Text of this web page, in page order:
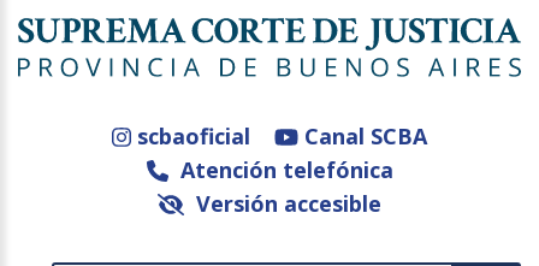
scbaoficial
Canal SCBA
Atención telefónica
Versión accesible